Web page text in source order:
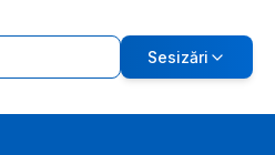
Sesizări